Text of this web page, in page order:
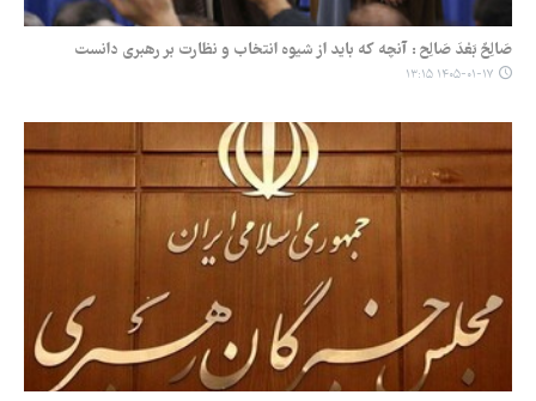
صَالِحٌ بَعْدَ صَالِح : آنچه که باید از شیوه انتخاب و نظارت بر رهبری دانست
۱۴۰۵-۰۱-۱۷ ۱۳:۱۵